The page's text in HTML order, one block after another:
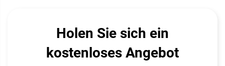
Holen Sie sich ein
kostenloses Angebot